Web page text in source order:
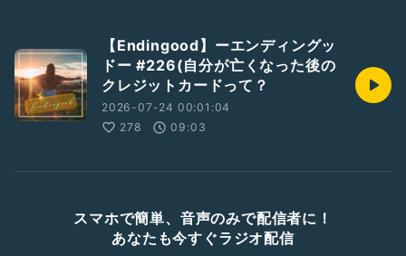
【Endingood】ーエンディングッ
ドー #226(自分が亡くなった後の
クレジットカードって？
2026-07-24 00:01:04
278
09:03
スマホで簡単、音声のみで配信者に！
あなたも今すぐラジオ配信